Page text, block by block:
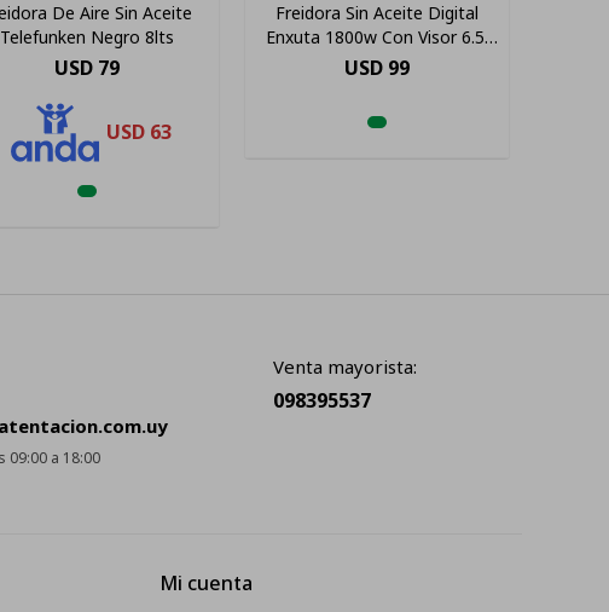
De Aire Sin Aceite
Telefunken Negro 8lts
USD 79
USD 63
Freidora Sin Aceite Digital
Enxuta 1800w Con Visor 6.5l
Color Negro
USD 99
09:00 a 18:00
Venta mayorista:
098395537
Mi cuenta